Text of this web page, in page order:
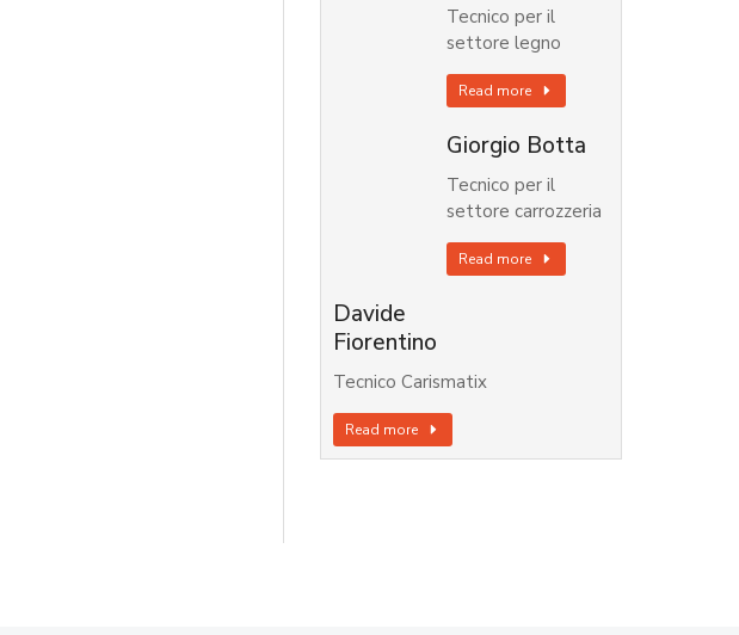
Tecnico per il
settore legno
Read more
Giorgio Botta
Tecnico per il
settore carrozzeria
Read more
Davide
Fiorentino
Tecnico Carismatix
Read more